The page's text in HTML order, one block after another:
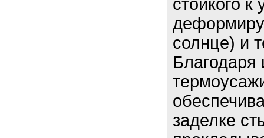
стойкого к
солнце) и
Благодаря
заделке